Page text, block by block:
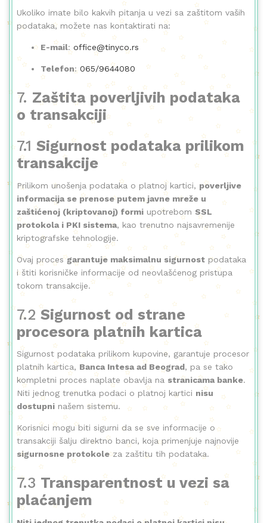
Ukoliko imate bilo kakvih pitanja u vezi sa zaštitom vaših
podataka, možete nas kontaktirati na:
E-mail: office@tinyco.rs
Telefon:065/9644080
7. Zaštita poverljivih podataka
o transakciji
7.1 Sigurnost podataka prilikom
transakcije
Prilikom unošenja podataka o platnoj kartici, poverljive
informacija se prenose putem javne mreže u
zaštićenoj (kriptovanoj) formi upotrebom SSL
protokola i PKI sistema, kao trenutno najsavremenije
kriptografske tehnologije.
Ovaj procesgarantuje maksimalnu sigurnost podataka
i štiti korisničke informacije od neovlašćenog pristupa
tokom transakcije.
7.2Sigurnost od strane
procesora platnih kartica
Sigurnost podataka prilikom kupovine, garantuje procesor
platnih kartica, Banca Intesa ad Beograd, pa se tako
kompletni proces naplate obavlja na stranicama banke.
Niti jednog trenutka podaci o platnoj kartici nisu
dostupni našem sistemu.
Korisnici mogu biti sigurni da se sve informacije o
transakciji šalju direktno banci, koja primenjuje najnovije
sigurnosne protokoleza zaštitu tih podataka.
7.3 Transparentnost u vezi sa
plaćanjem